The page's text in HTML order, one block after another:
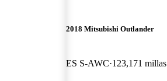
2018 Mitsubishi Outlander
ES S-AWC 123,171 millas